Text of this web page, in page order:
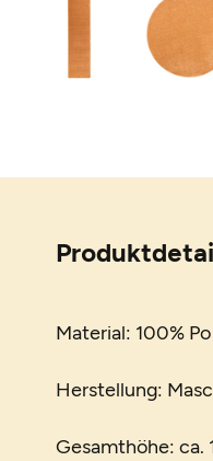
Material: 100%
Herstellung:
Gesamthöhe: ca.